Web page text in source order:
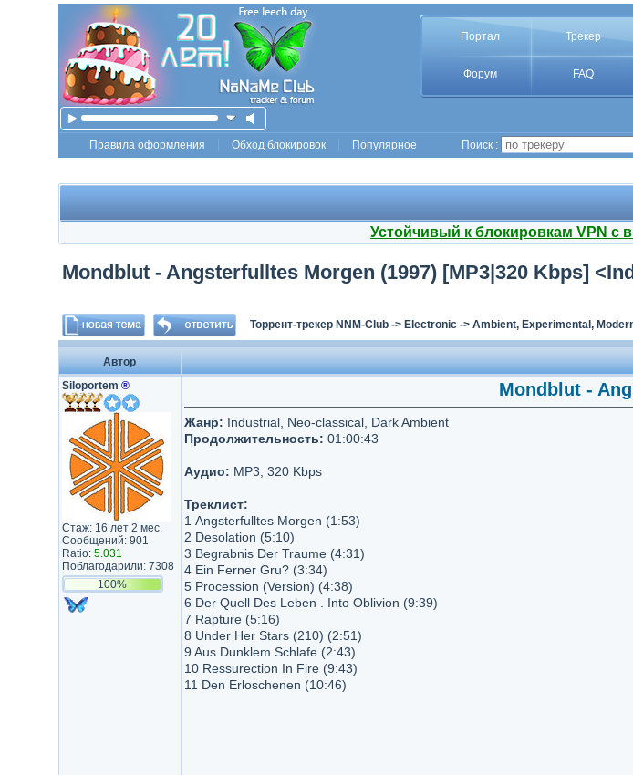
Портал Трекер
Форум FAQ
Правила оформления Обход блокировок Популярное Поиск :
Устойчивый к блокировкам VPN с
Mondblut - Angsterfulltes Morgen (1997) [MP3|320 Kbps]
Торрент-трекер NNM-Club-> Electronic-> Ambient, Experimental,
Автор
Siloportem ®
Стаж: 16 лет 2 мес.
Сообщений: 901
Ratio: 5.031
Поблагодарили: 7308
100%
Mondblut -
Жанр: Industrial, Neo-classical, Dark Ambient
Продолжительность: 01:00:43
Аудио: MP3, 320 Kbps
Треклист:
1 Angsterfulltes Morgen (1:53)
2 Desolation (5:10)
3 Begrabnis Der Traume (4:31)
4 Ein Ferner Gru? (3:34)
5 Procession (Version) (4:38)
6 Der Quell Des Leben . Into Oblivion (9:39)
7 Rapture (5:16)
8 Under Her Stars (210) (2:51)
9 Aus Dunklem Schlafe (2:43)
10 Ressurection In Fire (9:43)
11 Den Erloschenen (10:46)